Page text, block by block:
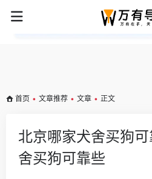
首页 • 文章推荐 • 文章 • 正文
北京哪家犬舍买狗
舍买狗可靠些